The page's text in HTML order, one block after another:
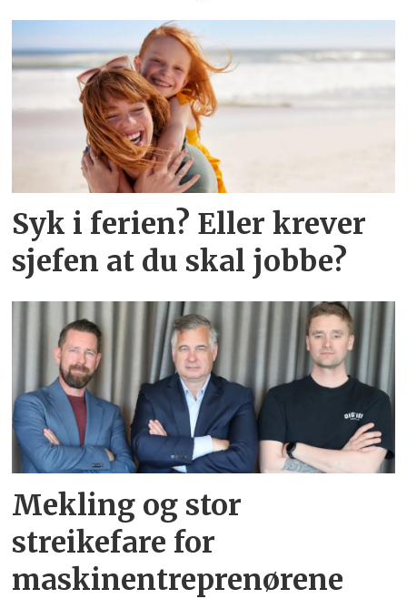
Syk i ferien? Eller krever
sjefen at du skal jobbe?
Mekling og stor
streikefare for
maskinentreprenørene